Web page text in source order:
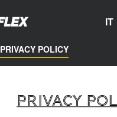
IT
PRIVACY POLICY
PRIVACY